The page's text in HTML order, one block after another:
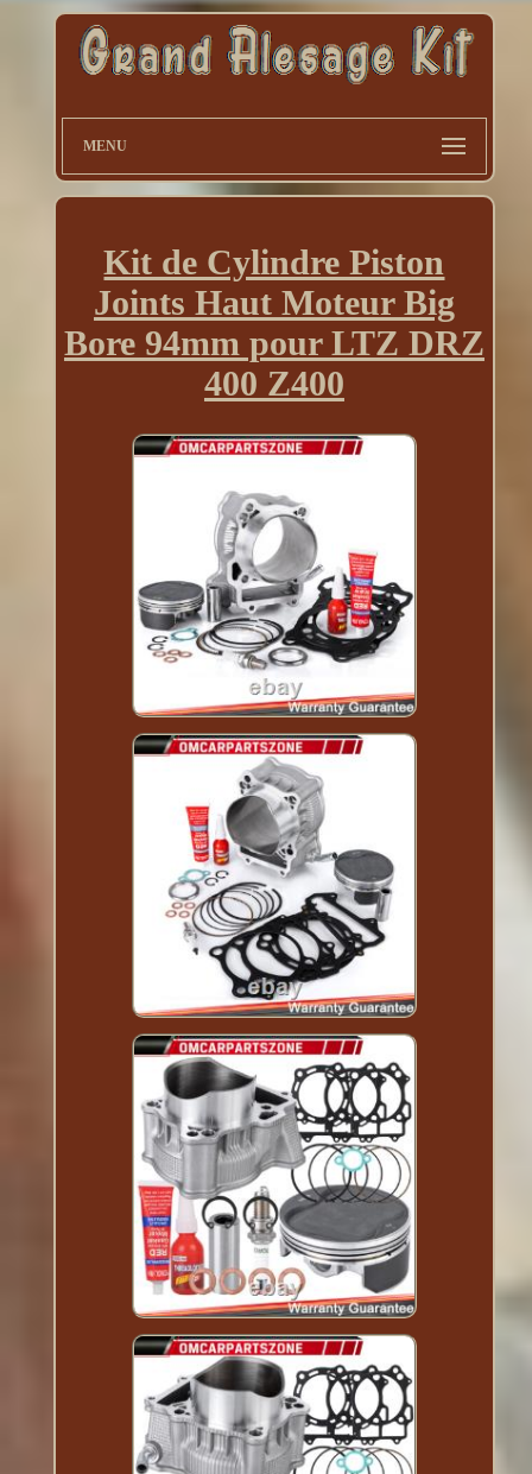
MENU
Kit de Cylindre Piston
Joints Haut Moteur Big
Bore 94mm pour LTZ DRZ
400 Z400